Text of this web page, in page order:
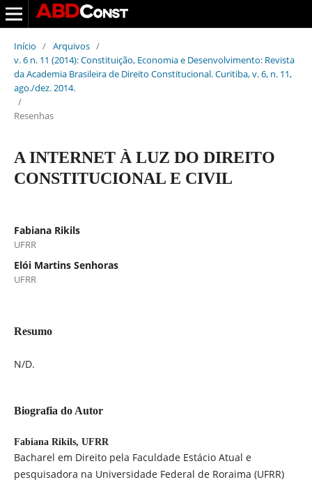
Início / Arquivos /
v. 6 n. 11 (2014): Constituição, Economia e Desenvolvimento: Revista
da Academia Brasileira de Direito Constitucional. Curitiba, v. 6, n. 11,
ago./dez. 2014.
/
Resenhas
A INTERNET À LUZ DO DIREITO
CONSTITUCIONAL E CIVIL
Fabiana Rikils
UFRR
Elói Martins Senhoras
UFRR
Resumo
N/D.
Biografia do Autor
Fabiana Rikils, UFRR
Bacharel em Direito pela Faculdade Estácio Atual e
pesquisadora na Universidade Federal de Roraima (UFRR)